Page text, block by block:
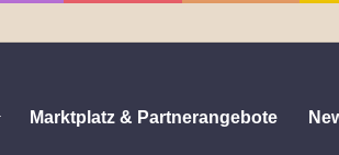
Marktplatz & Partnerangebote